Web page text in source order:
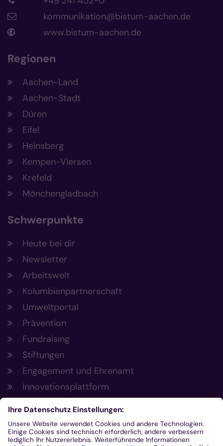
kommunikation@bistum-aachen.de
www.bistum-aachen.de
Regionen
Aachen-Land
Aachen-Stadt
Düren
Eifel
Heinsberg
Kempen-Viersen
Krefeld
Mönchengladbach
Schwerpunkte
Heute bei dir
Newsletter
Arbeitswelt
Kolumbienpartnerschaft
Umweltportal
Prävention
Fundraising
Stiftungen
Engagement und Ehrenamt
Innovationsplattform
Aus der Plattform
Nachrichten